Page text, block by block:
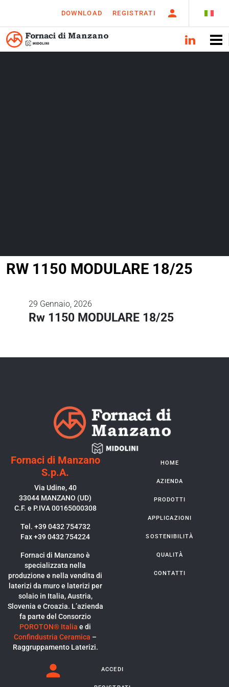
DOWNLOAD REGISTRATI
RW 1150 MODULARE 18/25
29 Gennaio, 2026
Rw 1150 MODULARE 18/25
Fornaci di Manzano
S.p.A.
Via Udine, 40
33044 MANZANO (UD)
C.F. e P.IVA 00165000308
Tel. +39 0432 754732
Fax +39 0432 754224
Fornaci di Manzano è
specializzata nella
produzione e nella vendita di
laterizi da muro e laterizi per
solaio in Italia, Austria,
Slovenia e Croazia. L’azienda
fa parte del Consorzio
POROTON® Italia e di
Confindustria Ceramica –
Raggruppamento Laterizi.
HOME
AZIENDA
PRODOTTI
APPLICAZIONI
SOSTENIBILITÀ
QUALITÀ
CONTATTI
ACCEDI